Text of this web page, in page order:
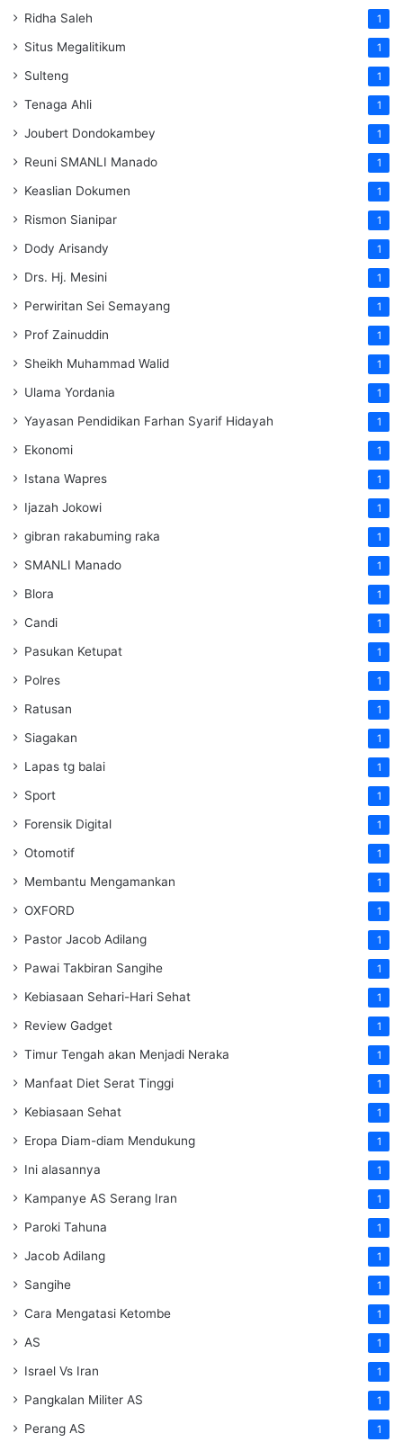
Ridha Saleh 1
Situs Megalitikum 1
Sulteng 1
Tenaga Ahli 1
Joubert Dondokambey 1
Reuni SMANLI Manado 1
Keaslian Dokumen 1
Rismon Sianipar 1
Dody Arisandy 1
Drs. Hj. Mesini 1
Perwiritan Sei Semayang 1
Prof Zainuddin 1
Sheikh Muhammad Walid 1
Ulama Yordania 1
Yayasan Pendidikan Farhan Syarif Hidayah 1
Ekonomi 1
Istana Wapres 1
Ijazah Jokowi 1
gibran rakabuming raka 1
SMANLI Manado 1
Blora 1
Candi 1
Pasukan Ketupat 1
Polres 1
Ratusan 1
Siagakan 1
Lapas tg balai 1
Sport 1
Forensik Digital 1
Otomotif 1
Membantu Mengamankan 1
OXFORD 1
Pastor Jacob Adilang 1
Pawai Takbiran Sangihe 1
Kebiasaan Sehari-Hari Sehat 1
Review Gadget 1
Timur Tengah akan Menjadi Neraka 1
Manfaat Diet Serat Tinggi 1
Kebiasaan Sehat 1
Eropa Diam-diam Mendukung 1
Ini alasannya 1
Kampanye AS Serang Iran 1
Paroki Tahuna 1
Jacob Adilang 1
Sangihe 1
Cara Mengatasi Ketombe 1
AS 1
Israel Vs Iran 1
Pangkalan Militer AS 1
Perang AS 1